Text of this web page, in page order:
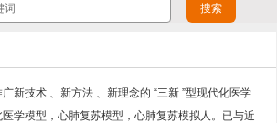
新技术 、新方法 、新理念的 “三新 ”型现代化医学
学模型，心肺复苏模型，心肺复苏模拟人。已与近